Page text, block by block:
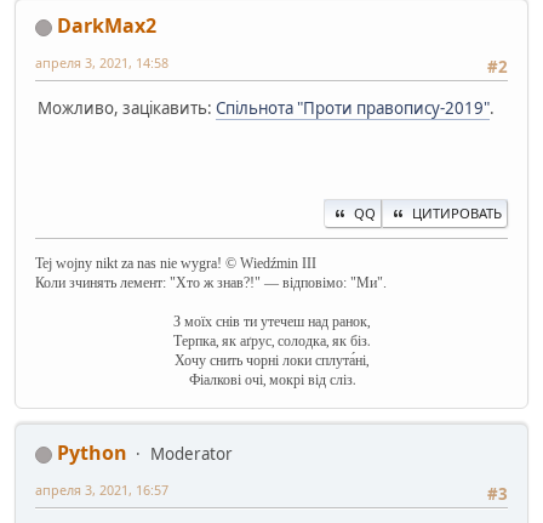
DarkMax2
#2
апреля 3, 2021, 14:58
Можливо, зацікавить: Спільнота "Проти правопису-2019".
QQ ЦИТИРОВАТЬ
Tej wojny nikt za nas nie wygra! © Wiedźmin III
Коли зчинять лемент: "Хто ж знав?!" — відповімо: "Ми".
З моїх снів ти утечеш над ранок,
Терпка, як аґрус, солодка, як біз.
Хочу снить чорні локи сплута́ні,
Фіалкові очі, мокрі від сліз.
Python
Moderator
#3
апреля 3, 2021, 16:57